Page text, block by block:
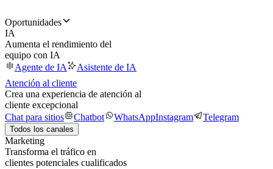
Oportunidades
IA
Aumenta el rendimiento del
equipo con IA
Agente de IA
Asistente de IA
Atención al cliente
Crea una experiencia de atención al
cliente excepcional
Chat para sitios
Chatbot WhatsAppInstagram Telegram
Todos los canales
Marketing
Transforma el tráfico en
clientes potenciales cualificados